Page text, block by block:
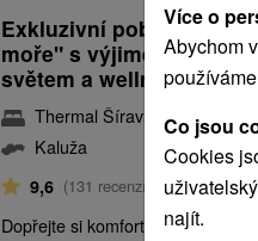
Exkluzivní pobyt "u
moře" s výjimečným
světem a wellness
Thermal Šírava SPA Resort
Kaluža
9,6 (131 recenzí) Od 2 Nocí
Dopřejte si komfortní ubytování,
Více o
Abychom
Co jsou
Cookies
najít.